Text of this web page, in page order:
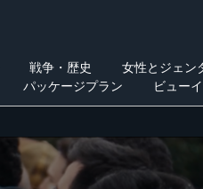
戦争・歴史 女性とジェン
パッケージプラン ビュー